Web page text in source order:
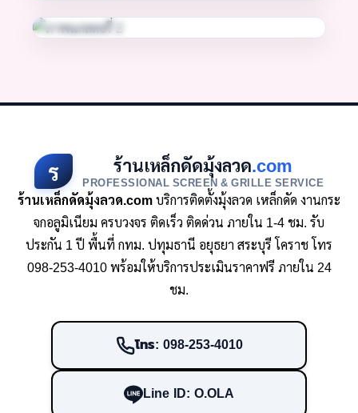
ร ร้านเหล็กดัดมุ้งลวด.com
PROFESSIONAL SCREEN & GRILLE SERVICE
ร้านเหล็กดัดมุ้งลวด.comบริการติดตั้งมุ้งลวด เหล็กดัด งานกระ
จกอลูมิเนียม ครบวงจร ติดเร็ว ติดด่วน ภายใน 1-4 ชม. รับ
ประกัน 1 ปี พื้นที่ กทม. ปทุมธานี อยุธยา สระบุรี โคราช โทร
098-253-4010 พร้อมให้บริการประเมินราคาฟรี ภายใน 24
ชม.
โทร: 098-253-4010
Line ID: O.OLA